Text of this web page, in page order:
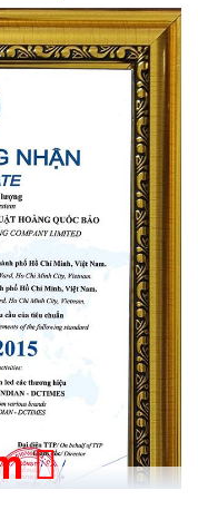
được rất
vì những ưu
là lý do sản phẩm
200W Topsolar sử
sử dụng điện năng nên
cho đèn.
cho độ sáng cực
kho, sân vườn, công
kim nhôm cùng với
phép đèn hoạt động
mặt trời 200W có
chỉ với 6 giờ sạc. Quý
không sợ hết năng